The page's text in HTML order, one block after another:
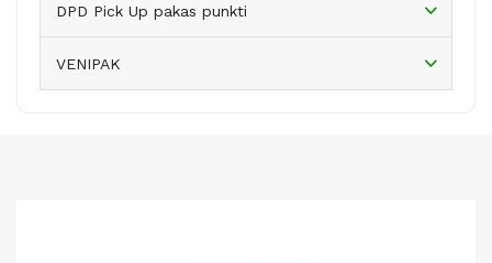
DPD Pick Up pakas punkti
VENIPAK